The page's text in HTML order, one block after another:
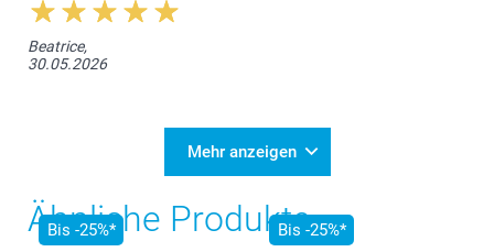
Beatrice,
30.05.2026
Mehr anzeigen
Ähnliche Produkte
Bis -25%*
Bis -25%*